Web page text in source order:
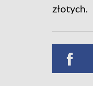
złotych.